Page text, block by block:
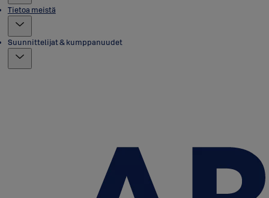
Tietoa meistä
Suunnittelijat & kumppanuudet